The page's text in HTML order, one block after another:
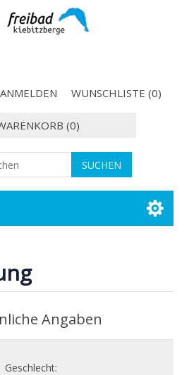
ANMELDEN WUNSCHLISTE (0)
(0)
Angaben
Geschlecht: